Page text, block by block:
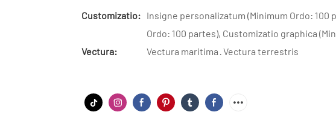
Customizatio: Insigne personalizatum (Minimum Ordo:
Ordo: 100 partes), Customizatio graphica
Vectura:
Vectura maritima · Vectura terrestris